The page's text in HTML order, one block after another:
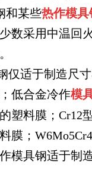
和某些热作模具
数采用中温回
仅适于制造尺
低合金冷作模
塑料膜；Cr12
膜；
模具钢适于制